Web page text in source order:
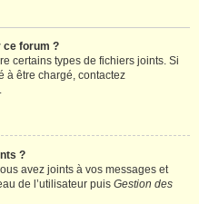
ce forum ?
certains types de fichiers joints. Si
à être chargé, contactez
?
avez joints à vos messages et
de l’utilisateur puis Gestion des